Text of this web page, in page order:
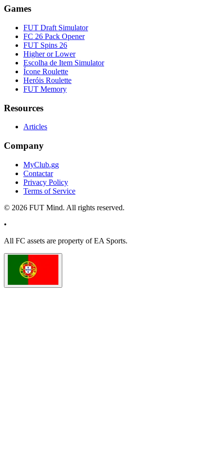
Games
FUT Draft Simulator
FC 26 Pack Opener
FUT Spins 26
Higher or Lower
Escolha de Item Simulator
Ícone Roulette
Heróis Roulette
FUT Memory
Resources
Articles
Company
MyClub.gg
Contactar
Privacy Policy
Terms of Service
© 2026 FUT Mind. All rights reserved.
•
All FC assets are property of EA Sports.